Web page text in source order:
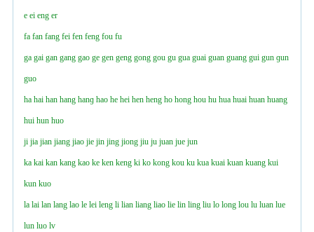
e ei eng er
fa fan fang fei fen feng fou fu
ga gai gan gang gao ge gen geng gong gou gu gua guai guan guang gui gun ɡun
guo
ha hai han hang hanɡ hao he hei hen heng ho hong hou hu hua huai huan huang
hui hun huo
ji jia jian jiang jiao jie jin jing jiong jiu ju juan jue jun
ka kai kan kang kao ke ken keng ki ko kong kou ku kua kuai kuan kuang kui
kun kuo
la lai lan lang lao le lei leng li lian liang liao lie lin ling liu lo long lou lu luan lue
lun luo lv